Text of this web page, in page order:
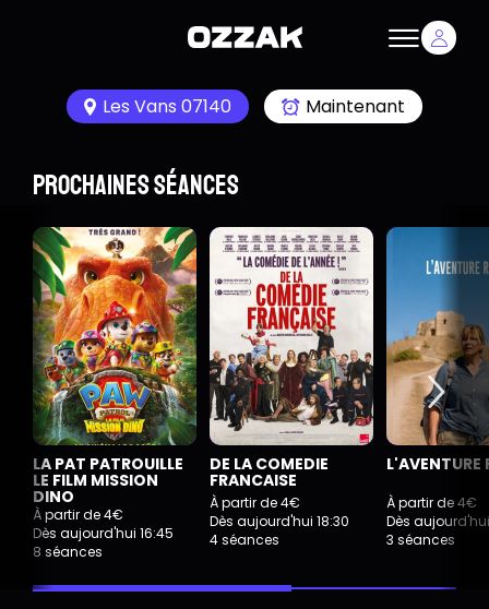
Les Vans 07140 Maintenant
Prochaines séances
LA PAT PATROUILLE
LE FILM MISSION
DINO
À partir de 4€
Dès aujourd'hui 16:45
8 séances
DE LA COMEDIE
FRANCAISE
À partir de 4€
Dès aujourd'hui 18:30
4 séances
L'AVENTURE
À partir de 4€
Dès
3 séances